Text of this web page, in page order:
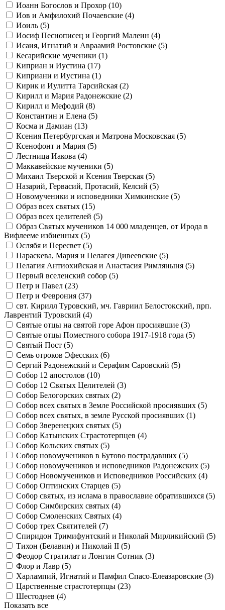
Иоанн Богослов и Прохор (10)
Иов и Амфилохий Почаевские (4)
Иоиль (5)
Иосиф Песнописец и Георгий Малеин (4)
Исаия, Игнатий и Авраамий Ростовские (5)
Кесарийские мученики (1)
Киприан и Иустина (17)
Киприани и Иустина (1)
Кирик и Иулитта Тарсийская (2)
Кирилл и Мария Радонежские (2)
Кирилл и Мефодий (8)
Константин и Елена (5)
Косма и Дамиан (13)
Ксения Петербургская и Матрона Московская (5)
Ксенофонт и Мария (5)
Лестница Иакова (4)
Маккавейские мученики (5)
Михаил Тверской и Ксения Тверская (5)
Назарий, Гервасий, Протасий, Келсий (5)
Новомученики и исповедники Химкинские (5)
Образ всех святых (15)
Образ всех целителей (5)
Образ Святых мучеников 14 000 младенцев, от Ирода в
Вифлееме избиенных (5)
Ослябя и Пересвет (5)
Параскева, Мария и Пелагея Дивеевские (5)
Пелагия Антиохийская и Анастасия Римляныня (5)
Первый вселенский собор (5)
Петр и Павел (23)
Петр и Феврония (37)
свт. Кирилл Туровский, мч. Гавриил Белостокский, прп.
Лаврентий Туровский (4)
Святые отцы на святой горе Афон просиявшие (3)
Святые отцы Поместного собора 1917-1918 года (5)
Святый Пост (5)
Семь отроков Эфесских (6)
Сергий Радонежский и Серафим Саровский (5)
Собор 12 апостолов (10)
Собор 12 Святых Целителей (3)
Собор Белогорских святых (2)
Собор всех святых в Земле Российской просиявших (5)
Собор всех святых, в земле Русской просиявших (1)
Собор Зверенецких святых (5)
Собор Катынских Страстотерпцев (4)
Собор Кольских святых (5)
Собор новомучеников в Бутово пострадавших (5)
Собор новомучеников и исповедников Радонежских (5)
Собор Новомучеников и Исповедников Российских (4)
Собор Оптинских Старцев (5)
Собор святых, из ислама в православие обратившихся (5)
Собор Симбирских святых (4)
Собор Смоленских Святых (4)
Собор трех Святителей (7)
Спиридон Тримифунтский и Николай Мирликийский (5)
Тихон (Белавин) и Николай II (5)
Феодор Стратилат и Лонгин Сотник (3)
Флор и Лавр (5)
Харлампий, Игнатий и Памфил Спасо-Елеазаровские (3)
Царственные страстотерпцы (23)
Шестоднев (4)
Показать все